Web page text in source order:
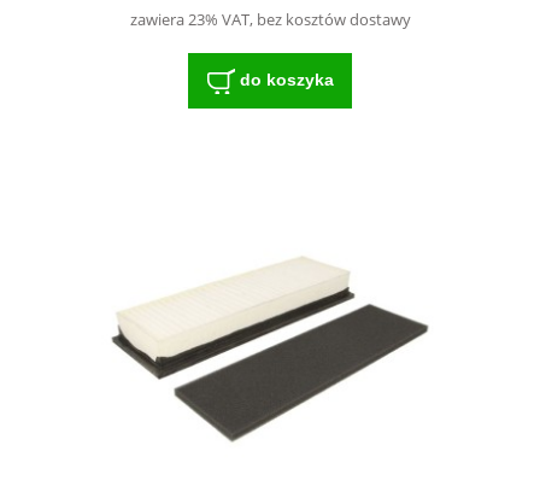
zawiera 23% VAT, bez kosztów dostawy
do koszyka